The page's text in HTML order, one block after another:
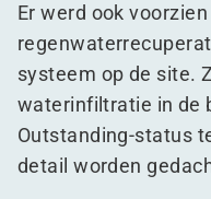
Er werd ook
systeem op de site.
waterinfiltratie in de
Outstanding-status
detail worden